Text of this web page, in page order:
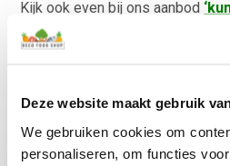
Deze website maakt gebruik
We gebruiken cookies om
personaliseren, om functies
Kijk ook even bij ons aanbod
aankleding van de vissen.